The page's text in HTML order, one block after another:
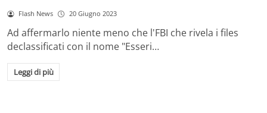
Flash News 20 Giugno 2023
Ad affermarlo niente meno che l'FBI che rivela i files
declassificati con il nome "Esseri…
Leggi di più